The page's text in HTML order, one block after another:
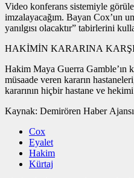
Video konferans sistemiyle
imzalayacağım. Bayan Cox’un
yanılgısı olacaktır” tabirlerini
HAKİMİN KARARINA
Hakim Maya Guerra Gamble’ın
müsaade veren kararın
kararının hiçbir hastane ve
Cox
Eyalet
Hakim
Kürtaj